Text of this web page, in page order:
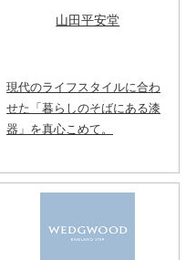
山田平安堂
現代のライフスタイルに合わ
せた「暮らしのそばにある漆
器」を真心こめて。